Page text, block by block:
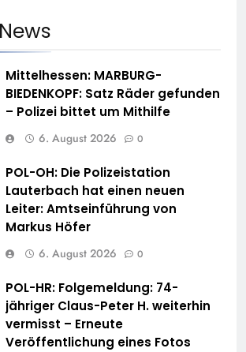
Mittelhessen: MARBURG-
BIEDENKOPF: Satz Räder gefunden
– Polizei bittet um Mithilfe
6. August 2026 0
POL-OH: Die Polizeistation
Lauterbach hat einen neuen
Leiter: Amtseinführung von
Markus Höfer
6. August 2026 0
POL-HR: Folgemeldung: 74-
jähriger Claus-Peter H. weiterhin
vermisst – Erneute
Veröffentlichung eines Fotos